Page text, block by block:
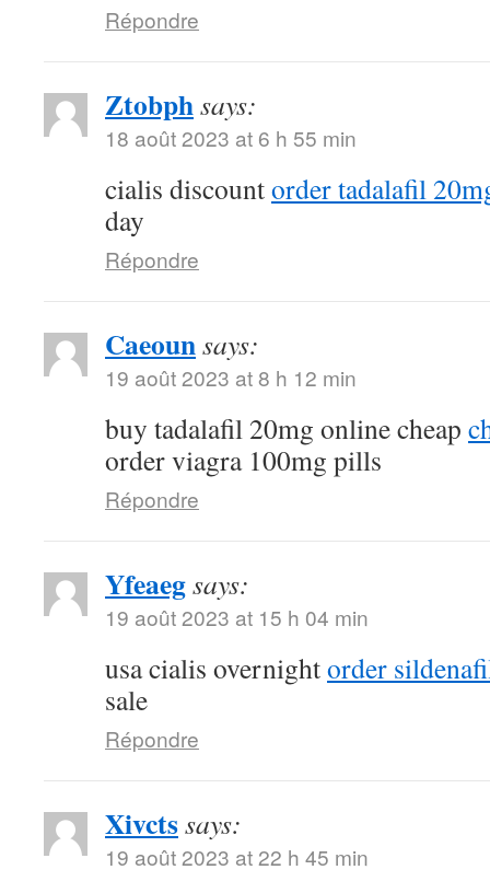
Répondre
Ztobphsays:
18 août 2023 at 6 h 55 min
cialis discountorder tadalafil
day
Répondre
Caeounsays:
19 août 2023 at 8 h 12 min
buy tadalafil 20mg online cheap
order viagra 100mg pills
Répondre
Yfeaegsays:
19 août 2023 at 15 h 04 min
usa cialis overnightorder
sale
Répondre
Xivctssays:
19 août 2023 at 22 h 45 min